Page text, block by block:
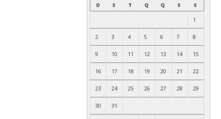
D
S T Q Q S S
1
2 3 4 5 6 7 8
9 10 11 12 13 14 15
16 17 18 19 20 21 22
23 24 25 26 27 28 29
30 31